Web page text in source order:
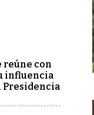
reúne con
influencia
Presidencia